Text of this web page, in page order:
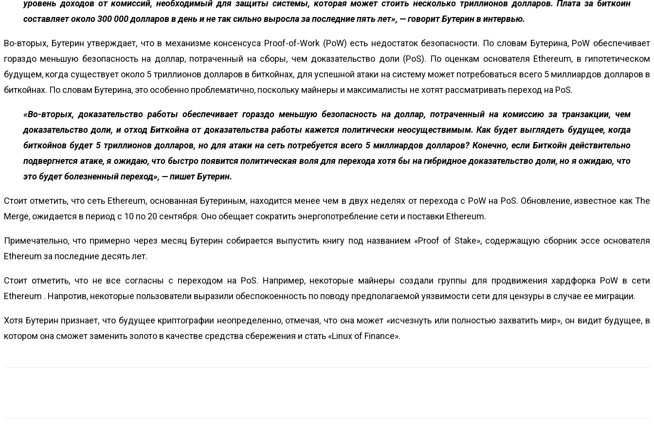
уровень доходов от комиссий, необходимый для защиты системы, которая может стоить несколько триллионов долларов. Плата за биткоин
составляет около 300 000 долларов в день и не так сильно выросла за последние пять лет», —говорит Бутерин в интервью.
Во-вторых, Бутерин утверждает, что в механизме консенсуса Proof-of-Work (PoW) есть недостаток безопасности. По словам Бутерина, PoW обеспечивает
гораздо меньшую безопасность на доллар, потраченный на сборы, чем доказательство доли (PoS). По оценкам основателя Ethereum, в гипотетическом
будущем, когда существует около 5 триллионов долларов в биткойнах, для успешной атаки на систему может потребоваться всего 5 миллиардов долларов в
биткойнах. По словам Бутерина, это особенно проблематично, поскольку майнеры и максималисты не хотят рассматривать переход на PoS.
«Во-вторых, доказательство работы обеспечивает гораздо меньшую безопасность на доллар, потраченный на комиссию за транзакции, чем
доказательство доли, и отход Биткойна от доказательства работы кажется политически неосуществимым. Как будет выглядеть будущее, когда
биткойнов будет 5 триллионов долларов, но для атаки на сеть потребуется всего 5 миллиардов долларов? Конечно, если Биткойн действительно
подвергнется атаке, я ожидаю, что быстро появится политическая воля для перехода хотя бы на гибридное доказательство доли, но я ожидаю, что
это будет болезненный переход», —пишет Бутерин.
Стоит отметить, что сеть Ethereum, основанная Бутериным, находится менее чем в двух неделях от перехода с PoW на PoS. Обновление, известное как The
Merge, ожидается в период с 10 по 20 сентября. Оно обещает сократить энергопотребление сети и поставки Ethereum.
Примечательно, что примерно через месяц Бутерин собирается выпустить книгу под названием «Proof of Stake», содержащую сборник эссе основателя
Ethereum за последние десять лет.
Стоит отметить, что не все согласны с переходом на PoS. Например, некоторые майнеры создали группы для продвижения хардфорка PoW в сети
Ethereum . Напротив, некоторые пользователи выразили обеспокоенность по поводу предполагаемой уязвимости сети для цензуры в случае ее миграции.
Хотя Бутерин признает, что будущее криптографии неопределенно, отмечая, что она может «исчезнуть или полностью захватить мир», он видит будущее, в
котором она сможет заменить золото в качестве средства сбережения и стать «Linux of Finance».